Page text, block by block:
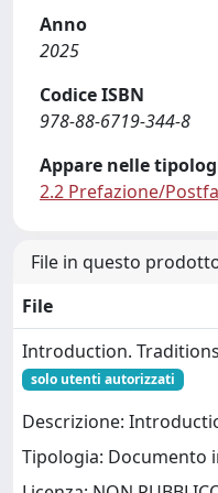
Anno
2025
Codice ISBN
978-88-6719-344-8
Appare nelle
2.2 Prefazione/
File in questo
File
Introduction.
solo utenti autorizzati
Descrizione:
Tipologia: Documento